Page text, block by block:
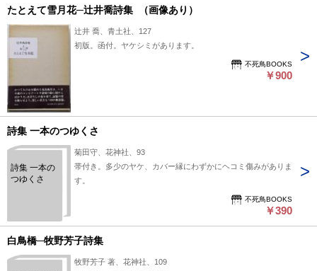
たとえて雪月花─辻井喬詩集 （画像あり）
辻井 喬、青土社、127
初版。函付。ヤケシミがあります。
不死鳥BOOKS
￥900
詩集 一本のつゆくさ
詩集 一本の
つゆくさ
菊田守、花神社、93
帯付き。多少のヤケ、カバー縁にわずかにヘコミ傷みがありま
す。
不死鳥BOOKS
￥390
白鳥橋─牧野芳子詩集
牧野芳子 著、花神社、109